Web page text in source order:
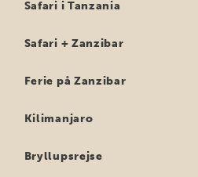
Safari i Tanzania
Safari + Zanzibar
Ferie på Zanzibar
Kilimanjaro
Bryllupsrejse